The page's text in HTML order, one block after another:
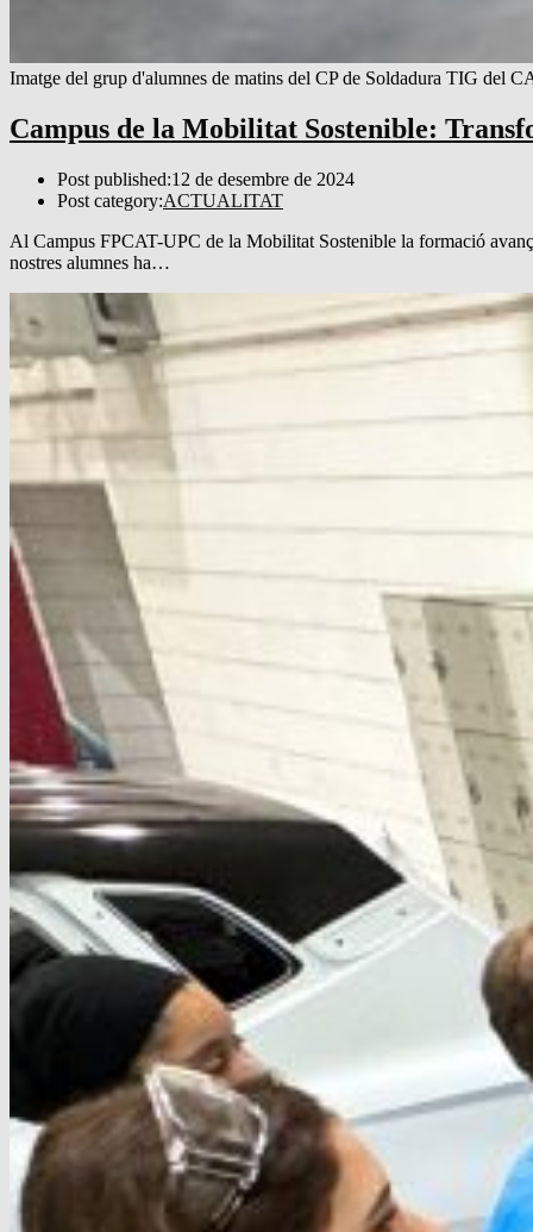
Imatge del grup d'alumnes de matins del CP de Soldadura TIG del
Campus de la Mobilitat Sostenible:
Post published:12 de desembre de 2024
Post category:ACTUALITAT
Al Campus FPCAT-UPC de la Mobilitat Sostenible la formació
nostres alumnes ha…